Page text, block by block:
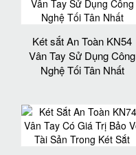
Két sắt An Toàn KN54
Vân Tay Sử Dụng Công
Nghệ Tối Tân Nhất